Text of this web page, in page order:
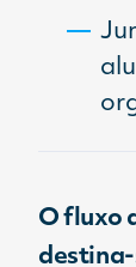
O fluxo
destina-